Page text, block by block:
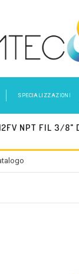
SPECIALIZZAZIONI
NPT FIL 3/8"